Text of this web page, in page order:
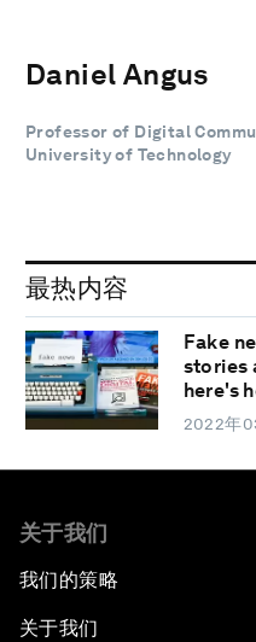
Daniel Angus
Professor of Digital
University of Technology
最热内容
Fake
stories
here's
2022年
关于我们
我们的策略
关于我们